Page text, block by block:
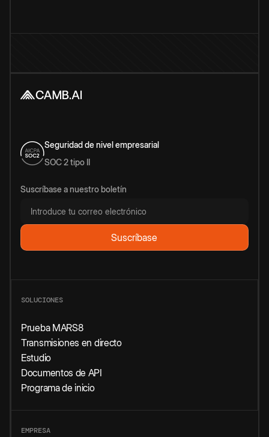
Seguridad de nivel empresarial
SOC 2 tipo II
Suscríbase a nuestro boletín
SOLUCIONES
Prueba MARS8
Transmisiones en directo
Estudio
Documentos de API
Programa de inicio
EMPRESA